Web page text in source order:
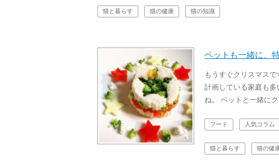
猫と暮らす 猫の健康 猫の知識
ペットも一緒に、
もうすぐクリスマス
計画している家庭も多
ね。 ペットと一緒に
フード 人気コラム
猫と暮らす 猫の健